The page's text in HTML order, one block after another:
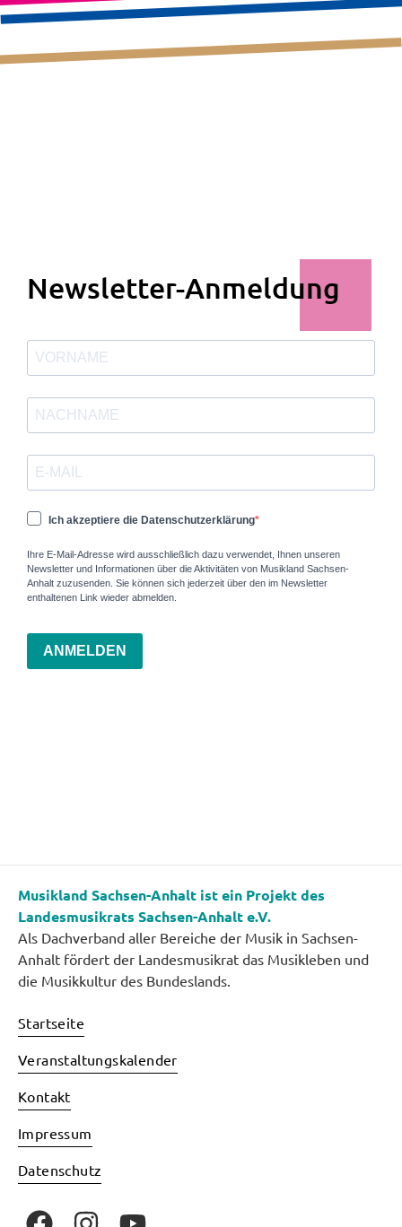
Newsletter-Anmeldung
Ich akzeptiere die Datenschutzerklärung
Ihre E-Mail-Adresse wird ausschließlich dazu verwendet, Ihnen unseren
Newsletter und Informationen über die Aktivitäten von Musikland Sachsen-
Anhalt zuzusenden. Sie können sich jederzeit über den im Newsletter
enthaltenen Link wieder abmelden.
ANMELDEN
Musikland Sachsen-Anhalt ist ein Projekt des
Landesmusikrats Sachsen-Anhalt e.V.
Als Dachverband aller Bereiche der Musik in Sachsen-
Anhalt fördert der Landesmusikrat das Musikleben und
die Musikkultur des Bundeslands.
Startseite
Veranstaltungskalender
Kontakt
Impressum
Datenschutz